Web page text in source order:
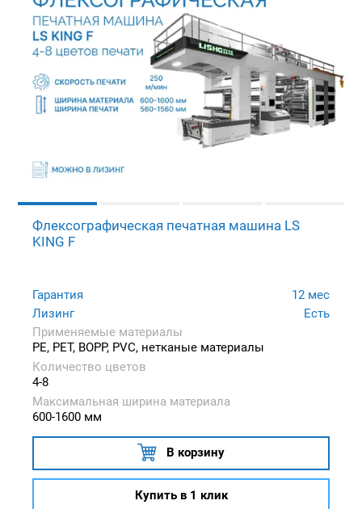
Флексографическая печатная машина LS
KING F
Гарантия
12 мес
Лизинг
Есть
Применяемые материалы
PE, PET, BOPP, PVC, нетканые материалы
Количество цветов
4-8
Максимальная ширина материала
600-1600 мм
В корзину
Купить в 1 клик